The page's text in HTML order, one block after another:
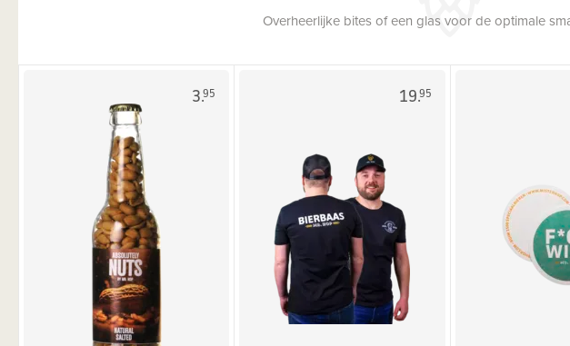
Overheerlijke bites of een glas voor de optimale
3.95 19.95